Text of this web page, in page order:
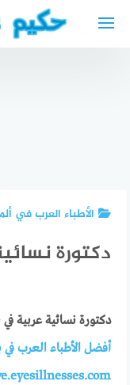
الأطباء العرب في
دكتورة
دكتورة نسائية عربية
أفضل الأطباء العرب